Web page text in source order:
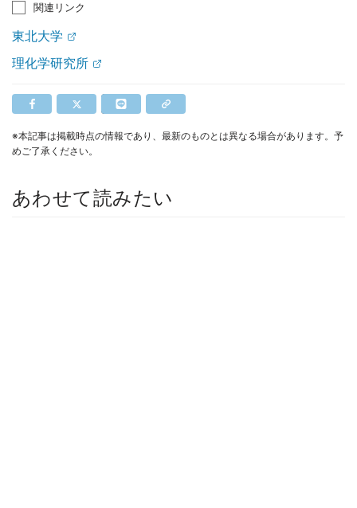
関連リンク
東北大学
理化学研究所
※本記事は掲載時点の情報であり、最新のものとは異なる場合があります。予
めご了承ください。
あわせて読みたい